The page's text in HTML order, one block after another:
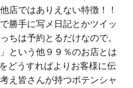
店ではありえない特徴！！
勝手に写メ日記とかツイッ
ちは予約とるだけなので。
という他９９％のお店とは
どうすればよりお客様に伝
え皆さんが持つポテンシャ